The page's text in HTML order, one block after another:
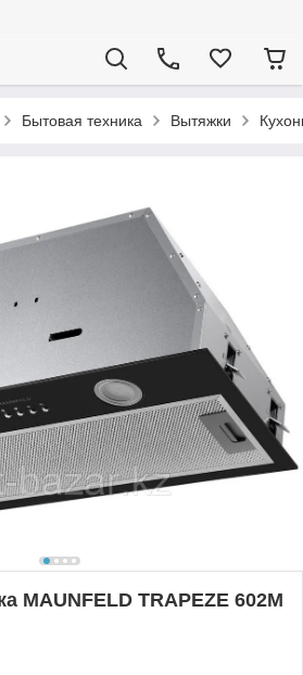
Бытовая техника Вытяжки
MAUNFELD TRAPEZE 602M